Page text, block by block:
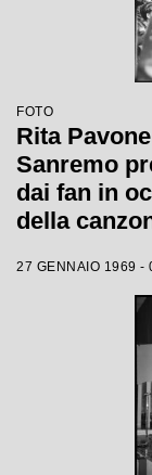
FOTO
Rita
Sanremo
dai fan in
della
27 GENNAIO 1969 -